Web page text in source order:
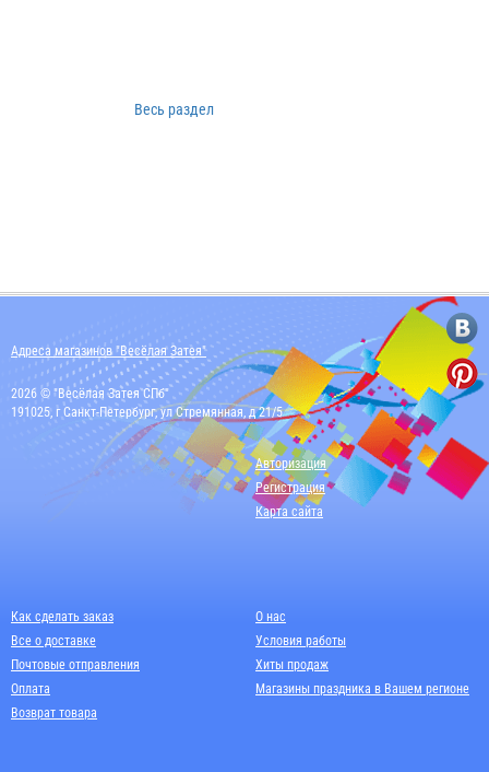
Весь раздел
Адреса магазинов "Весёлая Затея"
2026 © "Весёлая Затея СПб"
191025, г Санкт-Петербург, ул Стремянная, д 21/5
Авторизация
Регистрация
Карта сайта
Как сделать заказ
Все о доставке
Почтовые отправления
Оплата
Возврат товара
О нас
Условия работы
Хиты продаж
Магазины праздника в Вашем регионе